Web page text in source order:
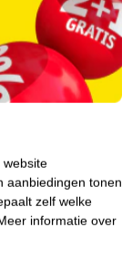
website
aanbiedingen tonen
zelf welke
informatie over